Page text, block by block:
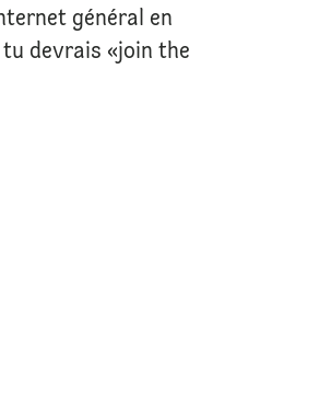
général en
devrais «join the